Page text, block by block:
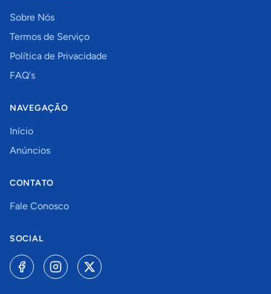
Sobre Nós
Termos de Serviço
Política de Privacidade
FAQ's
NAVEGAÇÃO
Início
Anúncios
CONTATO
Fale Conosco
SOCIAL